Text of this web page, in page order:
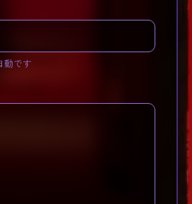
動です